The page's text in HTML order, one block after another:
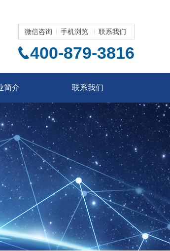
微信咨询 手机浏览 联系我们
400-879-3816
简介 联系我们